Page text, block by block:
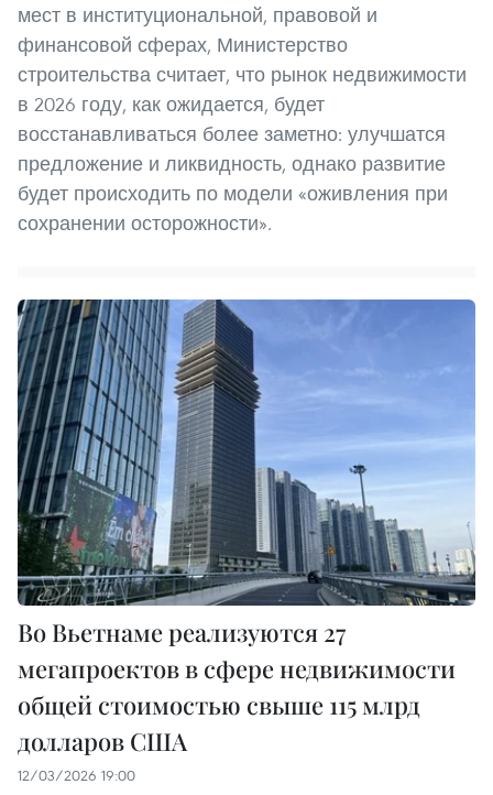
мест в институциональной, правовой и
финансовой сферах, Министерство
строительства считает, что рынок недвижимости
в 2026 году, как ожидается, будет
восстанавливаться более заметно: улучшатся
предложение и ликвидность, однако развитие
будет происходить по модели «оживления при
сохранении осторожности».
Во Вьетнаме реализуются 27
мегапроектов в сфере недвижимости
общей стоимостью свыше 115 млрд
долларов США
12/03/2026 19:00